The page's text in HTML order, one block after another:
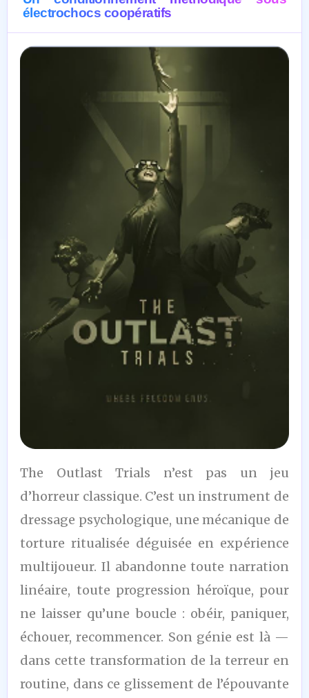
électrochocs coopératifs
8
/10
The Outlast Trials n’est pas un jeu
d’horreur classique. C’est un instrument de
dressage psychologique, une mécanique de
torture ritualisée déguisée en expérience
multijoueur. Il abandonne toute narration
linéaire, toute progression héroïque, pour
ne laisser qu’une boucle : obéir, paniquer,
échouer, recommencer. Son génie est là —
dans cette transformation de la terreur en
routine, dans ce glissement de l’épouvante